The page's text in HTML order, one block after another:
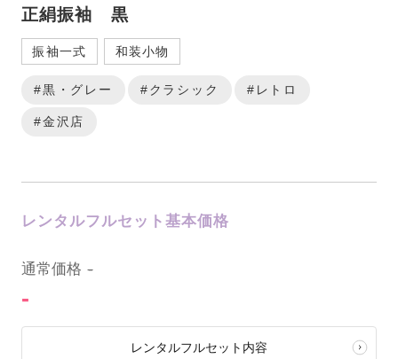
正絹振袖 黒
振袖一式 和装小物
#黒・グレー #クラシック #レトロ
#金沢店
レンタルフルセット基本価格
通常価格 -
-
レンタルフルセット内容